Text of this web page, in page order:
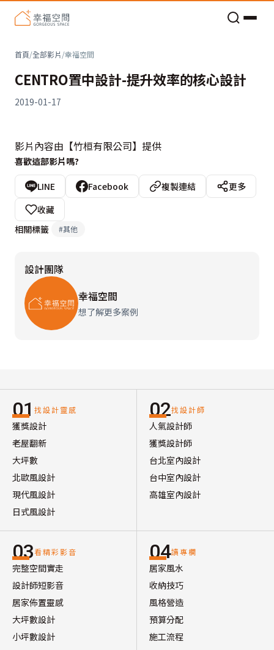
首頁/全部影片/幸福空間
CENTRO置中設計-提升效率的核心設計
2019-01-17
影片內容由【竹桓有限公司】提供
喜歡這部影片嗎?
LINE Facebook 複製連結
更多
收藏
相關標籤
#其他
設計團隊
幸福空間
想了解更多案例
01 找設計靈感
獲獎設計
老屋翻新
大坪數
北歐風設計
現代風設計
日式風設計
02找設計師
人氣設計師
獲獎設計師
台北室內設計
台中室內設計
高雄室內設計
03看精彩影音
完整空間實走
設計師短影音
居家佈置靈感
大坪數設計
小坪數設計
04讀專欄
居家風水
收納技巧
風格營造
預算分配
施工流程